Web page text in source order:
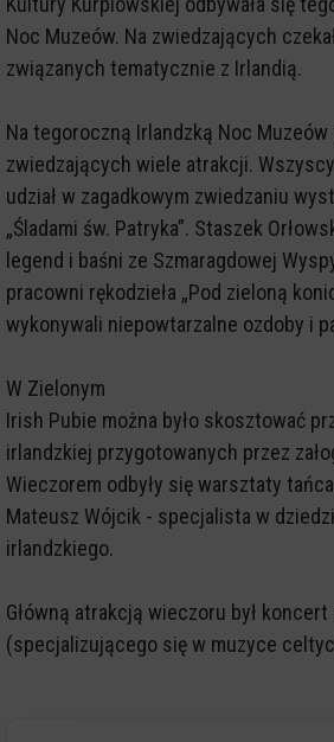
Noc Muzeów. Na zwiedzających
związanych tematycznie z Irlandią.
Na tegoroczną Irlandzką Noc
zwiedzających wiele atrakcji.
udział w zagadkowym zwiedzaniu
„Śladami św. Patryka”. Staszek
legend i baśni ze Szmaragdowej
pracowni rękodzieła „Pod zieloną
wykonywali niepowtarzalne ozdoby i
W Zielonym
Irish Pubie można było skosztować
irlandzkiej przygotowanych przez
Wieczorem odbyły się warsztaty
Mateusz Wójcik - specjalista w
irlandzkiego.
Główną atrakcją wieczoru był koncert
(specjalizującego się w muzyce